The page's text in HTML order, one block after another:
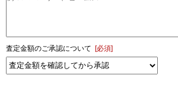
査定金額のご承認について [必須]